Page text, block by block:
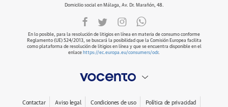
Domicilio social en Málaga, Av. Dr. Marañón, 48.
En lo posible, para la resolución de litigios en línea en materia de consumo conforme
Reglamento (UE) 524/2013, se buscará la posibilidad que la Comisión Europea facilita
como plataforma de resolución de litigios en línea y que se encuentra disponible en el
enlace https://ec.europa.eu/consumers/odr.
Contactar Aviso legal Condiciones de uso Política de privacidad